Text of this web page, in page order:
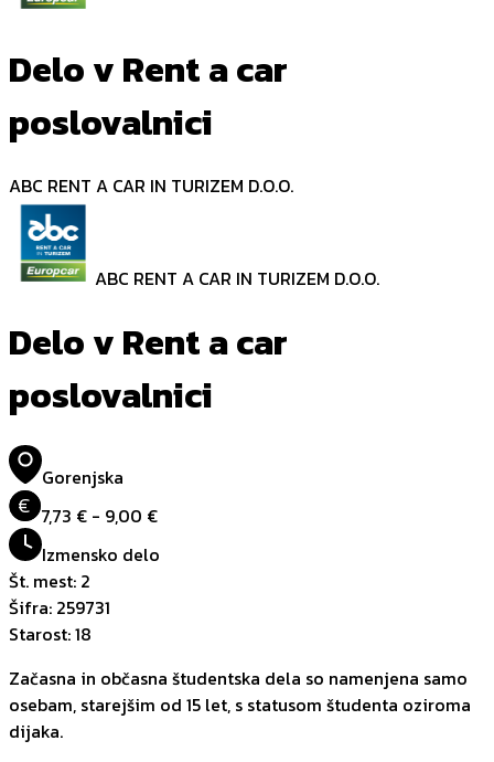
Delo v Rent a car
poslovalnici
ABC RENT A CAR IN TURIZEM D.O.O.
ABC RENT A CAR IN TURIZEM D.O.O.
Delo v Rent a car
poslovalnici
Gorenjska
€ 7,73 € - 9,00 €
Izmensko delo
Št. mest: 2
Šifra: 259731
Starost:18
Začasna in občasna študentska dela so namenjena samo
osebam, starejšim od 15 let, s statusom študenta oziroma
dijaka.